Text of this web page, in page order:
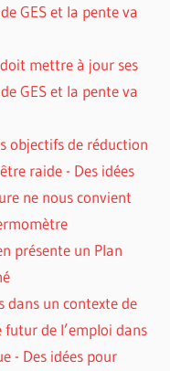
GES et la pente va
mettre à jour ses
GES et la pente va
objectifs de réduction
raide - Des idées
ne nous convient
présente un Plan
dans un contexte de
de l’emploi dans
- Des idées pour